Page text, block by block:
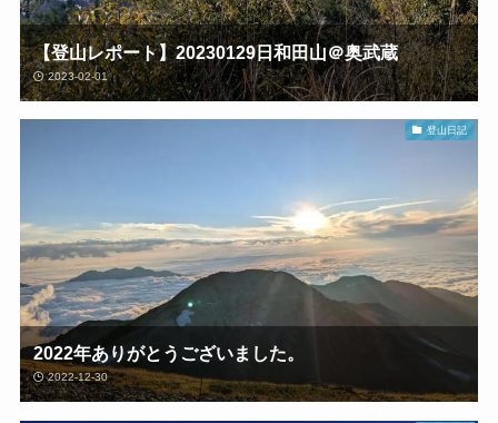
【登山レポート】20230129日和田山＠奥武蔵
2023-02-01
登山日記
2022年ありがとうございました。
2022-12-30